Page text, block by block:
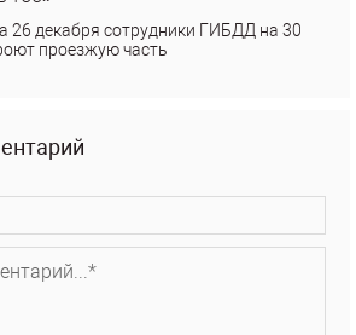
26 декабря сотрудники ГИБДД на 30
проезжую часть